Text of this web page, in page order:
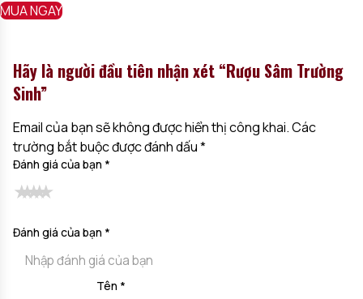
MUA NGAY
Hãy là người đầu tiên nhận xét “Rượu Sâm Trường
Sinh”
Email của bạn sẽ không được hiển thị công khai.Các
trường bắt buộc được đánh dấu*
Đánh giá của bạn *
Đánh giá của bạn *
Tên *